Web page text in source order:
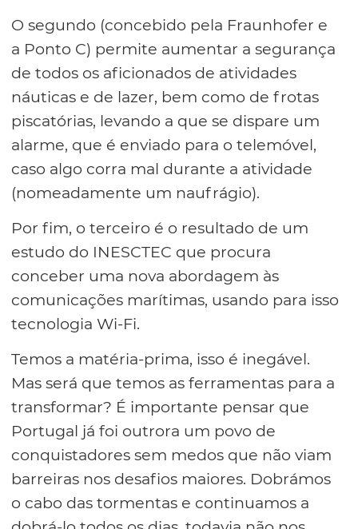
O segundo (concebido pela Fraunhofer e
a Ponto C) permite aumentar a segurança
de todos os aficionados de atividades
náuticas e de lazer, bem como de frotas
piscatórias, levando a que se dispare um
alarme, que é enviado para o telemóvel,
caso algo corra mal durante a atividade
(nomeadamente um naufrágio).
Por fim, o terceiro é o resultado de um
estudo do INESCTEC que procura
conceber uma nova abordagem às
comunicações marítimas, usando para isso
tecnologia Wi-Fi.
Temos a matéria-prima, isso é inegável.
Mas será que temos as ferramentas para a
transformar? É importante pensar que
Portugal já foi outrora um povo de
conquistadores sem medos que não viam
barreiras nos desafios maiores. Dobrámos
o cabo das tormentas e continuamos a